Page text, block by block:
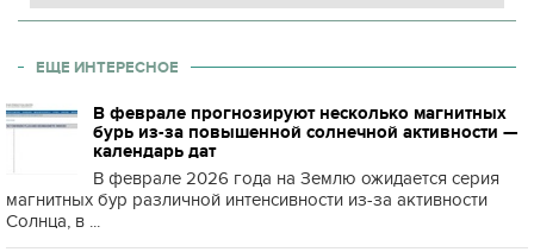
ЕЩЕ ИНТЕРЕСНОЕ
В феврале прогнозируют несколько магнитных
бурь из-за повышенной солнечной активности —
календарь дат
В феврале 2026 года на Землю ожидается серия
магнитных бур различной интенсивности из-за активности
Солнца, в ...